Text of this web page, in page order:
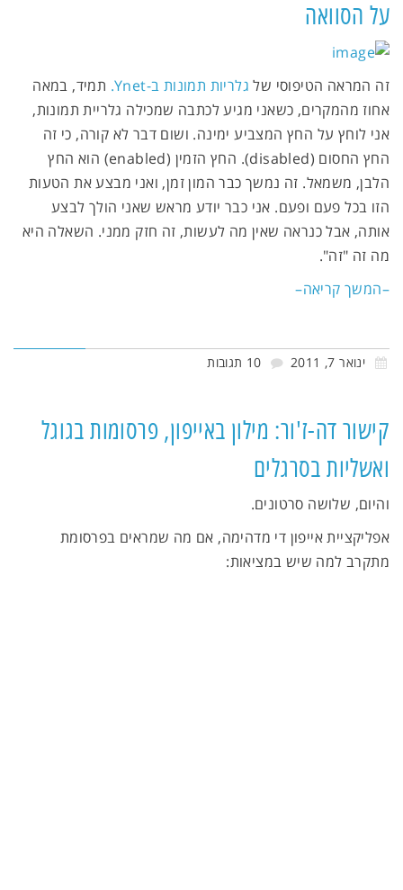
על הסוואה
זה המראה הטיפוסי של גלריות תמונות ב-Ynet.
תמיד, במאה
אחוז מהמקרים, כשאני מגיע לכתבה שמכילה גלריית תמונות,
אני לוחץ על החץ המצביע ימינה. ושום דבר לא קורה, כי זה
החץ החסום (disabled). החץ הזמין (enabled) הוא החץ
הלבן, משמאל. זה נמשך כבר המון זמן, ואני מבצע את הטעות
הזו בכל פעם ופעם. אני כבר יודע מראש שאני הולך לבצע
אותה, אבל כנראה שאין מה לעשות, זה חזק ממני. השאלה היא
מה זה "זה".
–המשך קריאה–
ינואר 7, 2011 10 תגובות
קישור דה-ז'ור: מילון באייפון, פרסומות בגוגל
ואשליות בסרגלים
והיום, שלושה סרטונים.
אפליקציית אייפון די מדהימה, אם מה שמראים בפרסומת
מתקרב למה שיש במציאות: